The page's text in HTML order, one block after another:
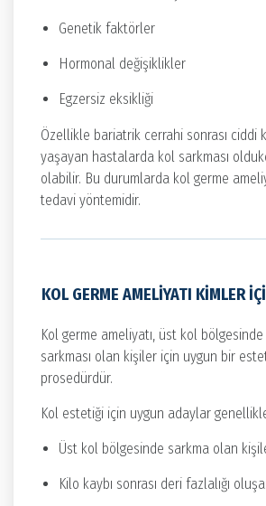
Genetik faktörler
Hormonal değişiklikler
Egzersiz eksikliği
Özellikle bariatrik cerrahi sonrası ciddi
yaşayan hastalarda kol sarkması
olabilir. Bu durumlarda kol germe
tedavi yöntemidir.
KOL GERME AMELIYATI KIMLER
Kol germe ameliyatı, üst kol
sarkması olan kişiler için uygun bir
prosedürdür.
Kol estetiği için uygun adaylar
Üst kol bölgesinde sarkma olan
Kilo kaybı sonrası deri fazlalığı